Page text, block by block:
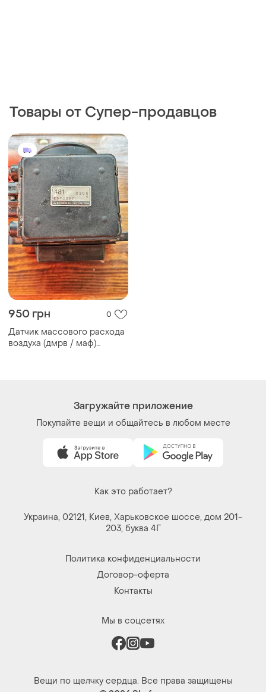
Товары от Супер-продавцов
950 грн 0
Датчик массового расхода
воздуха (дмрв / маф)
Загружайте приложение
Покупайте вещи и общайтесь в любом месте
Как это работает?
Украина, 02121, Киев, Харьковское шоссе, дом 201-
203, буква 4Г
Политика конфиденциальности
Договор-оферта
Контакты
Мы в соцсетях
Вещи по щелчку сердца. Все права защищены